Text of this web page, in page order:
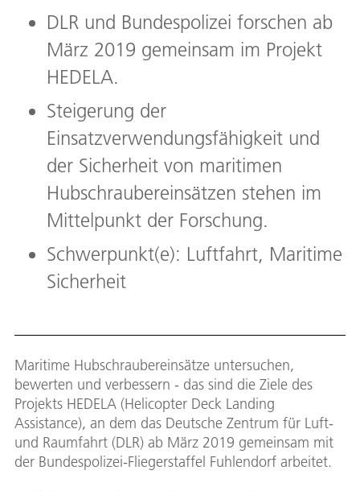
DLR und Bundespolizei forschen ab
März 2019 gemeinsam im Projekt
HEDELA.
Steigerung der
Einsatzverwendungsfähigkeit und
der Sicherheit von maritimen
Hubschraubereinsätzen stehen im
Mittelpunkt der Forschung.
Schwerpunkt(e): Luftfahrt, Maritime
Sicherheit
Maritime Hubschraubereinsätze untersuchen,
bewerten und verbessern - das sind die Ziele des
Projekts HEDELA (Helicopter Deck Landing
Assistance), an dem das Deutsche Zentrum für Luft-
und Raumfahrt (DLR) ab März 2019 gemeinsam mit
der Bundespolizei-Fliegerstaffel Fuhlendorf arbeitet.